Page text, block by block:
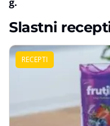
Slastni
RECEPTI